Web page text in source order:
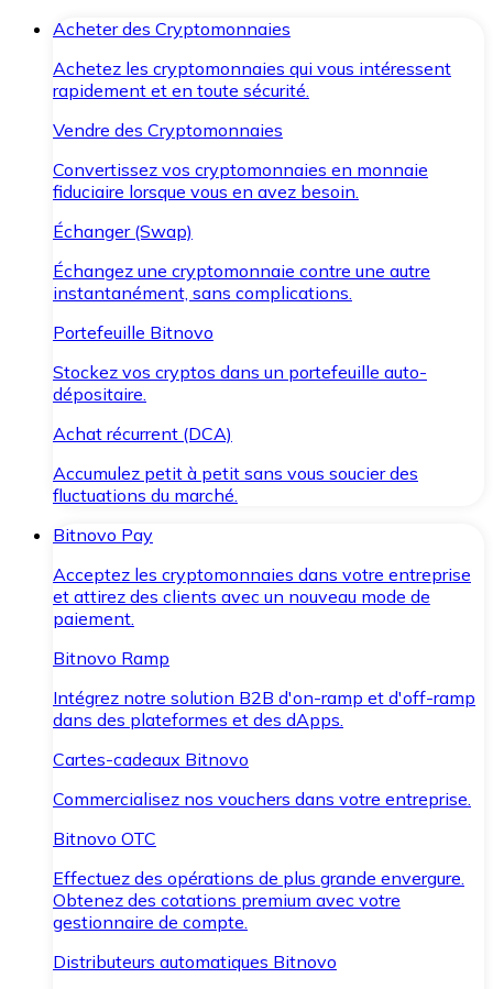
Acheter des Cryptomonnaies
Achetez les cryptomonnaies qui vous intéressent
rapidement et en toute sécurité.
Vendre des Cryptomonnaies
Convertissez vos cryptomonnaies en monnaie
fiduciaire lorsque vous en avez besoin.
Échanger (Swap)
Échangez une cryptomonnaie contre une autre
instantanément, sans complications.
Portefeuille Bitnovo
Stockez vos cryptos dans un portefeuille auto-
dépositaire.
Achat récurrent (DCA)
Accumulez petit à petit sans vous soucier des
fluctuations du marché.
Bitnovo Pay
Acceptez les cryptomonnaies dans votre entreprise
et attirez des clients avec un nouveau mode de
paiement.
Bitnovo Ramp
Intégrez notre solution B2B d'on-ramp et d'off-ramp
dans des plateformes et des dApps.
Cartes-cadeaux Bitnovo
Commercialisez nos vouchers dans votre entreprise.
Bitnovo OTC
Effectuez des opérations de plus grande envergure.
Obtenez des cotations premium avec votre
gestionnaire de compte.
Distributeurs automatiques Bitnovo